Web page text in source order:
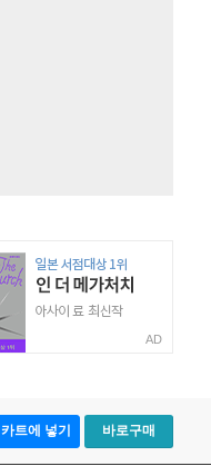
AD
카트에 넣기 바로구매